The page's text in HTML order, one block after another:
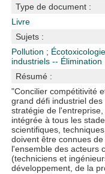
Type de document :
Livre
Sujets :
Pollution ; Écotoxicologie
industriels -- Élimination
Résumé :
"Concilier compétitivité
grand défi industriel
stratégie de
intégrée à tous les
scientifiques,
doivent être connues
l'ensemble des acteurs
(techniciens et
développement, de la